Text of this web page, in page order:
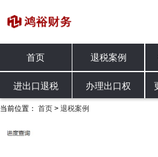
退税案例
办理出口权
报关和船务
更多代办服务
进出口退税 退税案例
当前位置： 首页 > 退税案例